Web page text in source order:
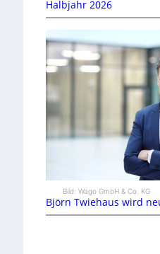
Halbjahr 2026
Bild: Wago GmbH & Co. KG
Björn Twiehaus wird